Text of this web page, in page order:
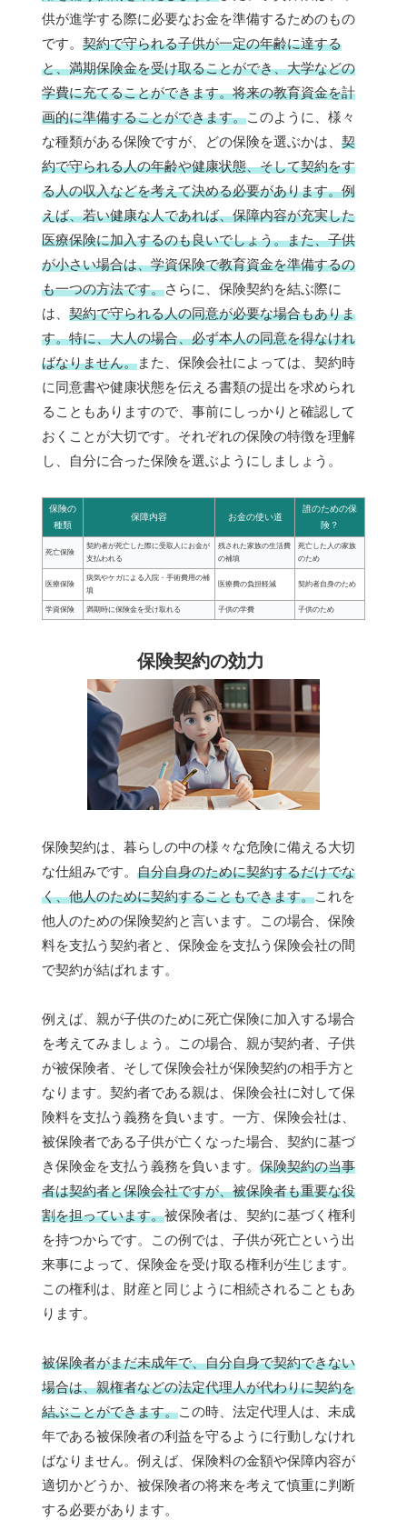
供が進学する際に必要なお金を準備するためのもの
です。 契約で守られる子供が一定の年齢に達する
と、満期保険金を受け取ることができ、大学などの
学費に充てることができます。将来の教育資金を計
画的に準備することができます。このように、様々
な種類がある保険ですが、どの保険を選ぶかは、 契
約で守られる人の年齢や健康状態、そして契約をす
る人の収入などを考えて決める必要があります。例
えば、若い健康な人であれば、保障内容が充実した
医療保険に加入するのも良いでしょう。また、子供
が小さい場合は、学資保険で教育資金を準備するの
も一つの方法です。さらに、保険契約を結ぶ際に
は、 契約で守られる人の同意が必要な場合もありま
す。特に、大人の場合、必ず本人の同意を得なけれ
ばなりません。また、保険会社によっては、契約時
に同意書や健康状態を伝える書類の提出を求められ
ることもありますので、事前にしっかりと確認して
おくことが大切です。それぞれの保険の特徴を理解
し、自分に合った保険を選ぶようにしましょう。
保険の
種類
保障内容 お金の使い道
誰のための保
険？
死亡保険
契約者が死亡した際に受取人にお金が
支払われる
残された家族の生活費
の補填
死亡した人の家族
のため
医療保険
病気やケガによる入院・手術費用の補
填
医療費の負担軽減 契約者自身のため
学資保険 満期時に保険金を受け取れる 子供の学費 子供のため
保険契約の効力
保険契約は、暮らしの中の様々な危険に備える大切
な仕組みです。 自分自身のために契約するだけでな
く、他人のために契約することもできます。これを
他人のための保険契約と言います。この場合、保険
料を支払う契約者と、保険金を支払う保険会社の間
で契約が結ばれます。
例えば、親が子供のために死亡保険に加入する場合
を考えてみましょう。この場合、親が契約者、子供
が被保険者、そして保険会社が保険契約の相手方と
なります。契約者である親は、保険会社に対して保
険料を支払う義務を負います。一方、保険会社は、
被保険者である子供が亡くなった場合、契約に基づ
き保険金を支払う義務を負います。 保険契約の当事
者は契約者と保険会社ですが、被保険者も重要な役
割を担っています。被保険者は、契約に基づく権利
を持つからです。この例では、子供が死亡という出
来事によって、保険金を受け取る権利が生じます。
この権利は、財産と同じように相続されることもあ
ります。
被保険者がまだ未成年で、自分自身で契約できない
場合は、親権者などの法定代理人が代わりに契約を
結ぶことができます。この時、法定代理人は、未成
年である被保険者の利益を守るように行動しなけれ
ばなりません。例えば、保険料の金額や保障内容が
適切かどうか、被保険者の将来を考えて慎重に判断
する必要があります。